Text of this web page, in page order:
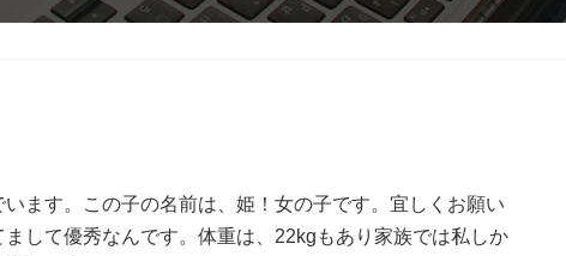
新
日
ます。この子の名前は、姫！女の子です。宜しくお願い
して優秀なんです。体重は、22kgもあり家族では私しか